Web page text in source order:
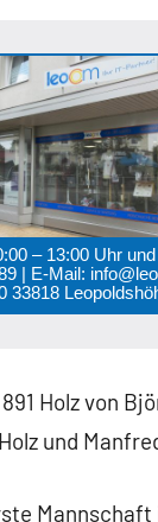
– 13:00 Uhr
| E-Mail:
33818
Holz von
und